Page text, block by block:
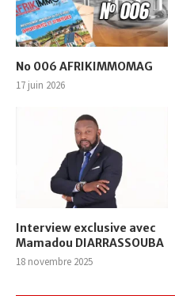
No 006 AFRIKIMMOMAG
17 juin 2026
Interview exclusive avec
Mamadou DIARRASSOUBA
18 novembre 2025